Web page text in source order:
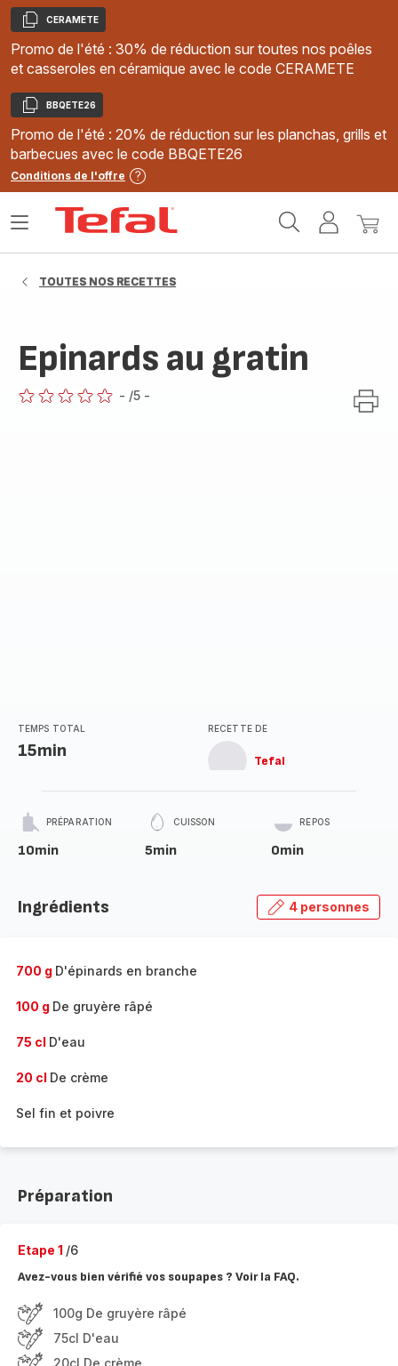
Copier
CERAMETE
Promo de l'été : 30% de réduction sur toutes nos poêles
et casseroles en céramique avec le code CERAMETE
Copier
BBQETE26
Promo de l'été : 20% de réduction sur les planchas, grills et
barbecues avec le code BBQETE26
Conditions de l'offre
MonMon
Ouvrir
TOUTES NOS RECETTES
Epinards au gratin
- /5 -
TEMPS TOTAL
15min
RECETTE DE
Tefal
PRÉPARATION
10min
CUISSON
5min
REPOS
0min
Ingrédients 4 personnes
700 g D'épinards en branche
100 g De gruyère râpé
75 cl D'eau
20 cl De crème
Sel fin et poivre
Préparation
Etape 1 /6
Avez-vous bien vérifié vos soupapes ? Voir la FAQ.
100g De gruyère râpé
75cl D'eau
20cl De crème